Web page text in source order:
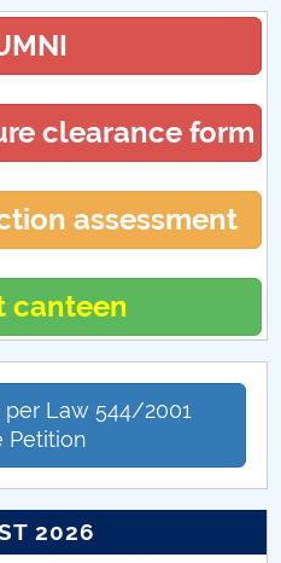
clearance form
assessment
canteen
Law 544/2001
Petition
2026